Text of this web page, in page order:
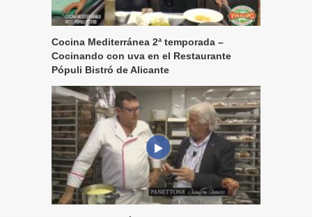
Cocina Mediterránea 2ª temporada –
Cocinando con uva en el Restaurante
Pópuli Bistró de Alicante